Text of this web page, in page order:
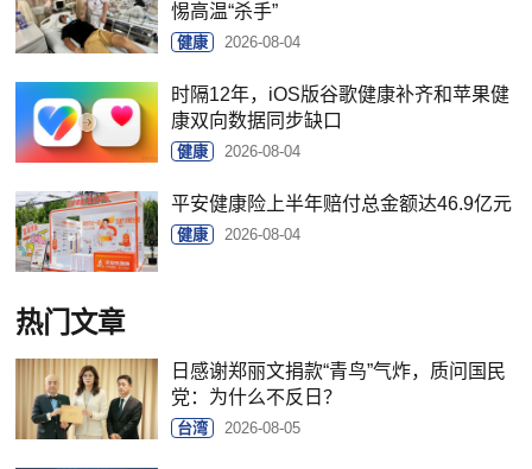
惕高温“杀手”
健康 2026-08-04
时隔12年，iOS版谷歌健康补齐和苹果健
康双向数据同步缺口
健康 2026-08-04
平安健康险上半年赔付总金额达46.9亿元
健康 2026-08-04
热门文章
日感谢郑丽文捐款“青鸟”气炸，质问国民
党：为什么不反日？
台湾 2026-08-05